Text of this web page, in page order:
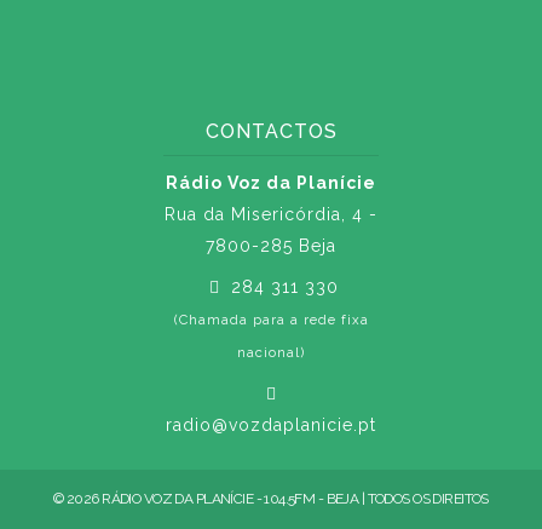
CONTACTOS
Rádio Voz da Planície
Rua da Misericórdia, 4 -
7800-285 Beja
284 311 330
(Chamada para a rede fixa
nacional)
radio@vozdaplanicie.pt
© 2026 RÁDIO VOZ DA PLANÍCIE - 104.5FM - BEJA | TODOS OS DIREITOS